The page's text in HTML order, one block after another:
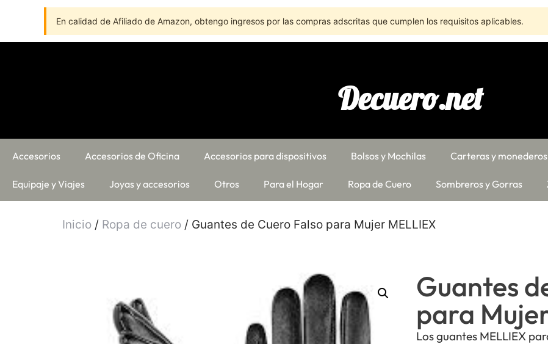
En calidad de Afiliado de Amazon, obtengo ingresos por las compras adscritas que cumplen los requisitos aplicables.
Decuero.net
Accesorios Accesorios de Oficina Accesorios para dispositivos Bolsos y Mochilas Carteras y monederos
Equipaje y Viajes Joyas y accesorios Otros Para el Hogar Ropa de Cuero Sombreros y Gorras
Inicio / Ropa de cuero / Guantes de Cuero Falso para Mujer MELLIEX
Guantes
para
Los guantes MELLIEX